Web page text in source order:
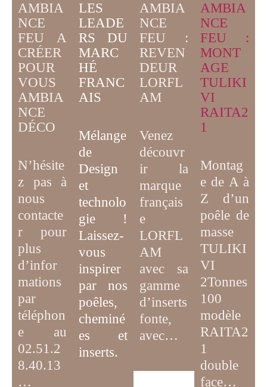
AMBIA
NCE
FEU A
CRÉER
POUR
VOUS
AMBIA
NCE
DÉCO
N’hésite
z pas à
nous
contacte
r pour
plus
d’infor
mations
par
téléphon
e au
02.51.2
8.40.13
…
LES
LEADE
RS DU
MARC
HÉ
FRANC
AIS
Mélange
de
Design
et
technolo
gie !
Laissez-
vous
inspirer
par nos
poêles,
cheminé
es et
inserts.
AMBIA
NCE
FEU :
REVEN
DEUR
LORFL
AM
Venez
découvr
ir la
marque
français
e
LORFL
AM
avec sa
gamme
d’inserts
fonte,
avec…
AMBIA
NCE
FEU :
MONT
AGE
TULIKI
VI
RAITA2
1
Montag
e de A à
Z d’un
poêle de
masse
TULIKI
VI
2Tonnes
100
modèle
RAITA2
1
double
face…